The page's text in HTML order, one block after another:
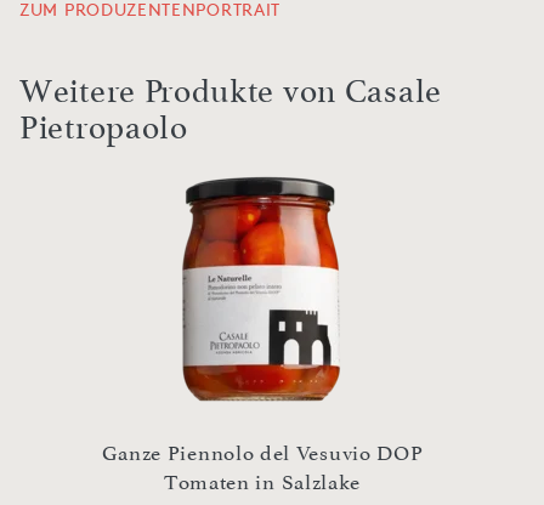
ZUM PRODUZENTENPORTRAIT
Weitere Produkte von Casale
Pietropaolo
Ganze Piennolo del Vesuvio DOP
Tomaten in Salzlake